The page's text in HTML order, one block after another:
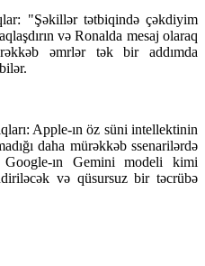
"Şəkillər tətbiqində çəkdiyim
və Ronalda mesaj olaraq
əmrlər tək bir addımda
Apple-ın öz süni intellektinin
daha mürəkkəb ssenarilərdə
Google-ın Gemini modeli kimi
və qüsursuz bir təcrübə